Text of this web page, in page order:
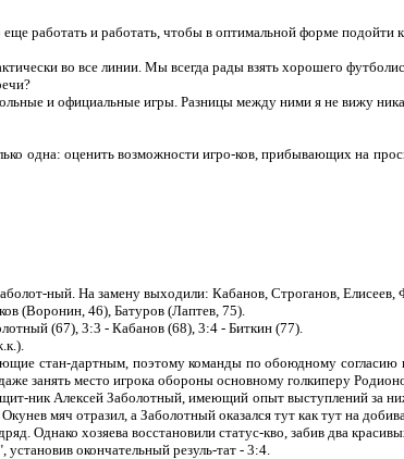
работать и работать, чтобы в оптимальной форме подойти
во все линии. Мы всегда рады взять хорошего
и официальные игры. Разницы между ними я не вижу
одна: оценить возможности игро-ков, прибывающих на
ный. На замену выходили: Кабанов, Строганов, Елисеев,
(Воронин, 46), Батуров (Лаптев, 75).
(67), 3:3 - Кабанов (68), 3:4 - Биткин (77).
стан-дартным, поэтому команды по обоюдному согласию
занять место игрока обороны основному голкиперу
ник Алексей Заболотный, имеющий опыт выступлений за
мяч отразил, а Заболотный оказался тут как тут на
Однако хозяева восстановили статус-кво, забив два
окончательный резуль-тат - 3:4.